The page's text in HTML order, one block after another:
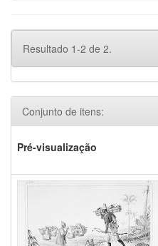
Resultado 1-2 de 2.
Conjunto de itens:
Pré-visualização